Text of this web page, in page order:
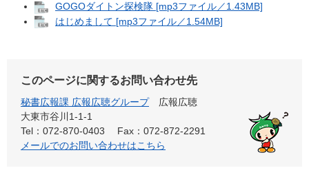
GOGOダイトン探検隊 [mp3ファイル／1.43MB]
はじめまして [mp3ファイル／1.54MB]
このページに関するお問い合わせ先
秘書広報課 広報広聴グループ
広報広聴
大東市谷川1-1-1
Tel：072-870-0403
Fax：072-872-2291
メールでのお問い合わせはこちら